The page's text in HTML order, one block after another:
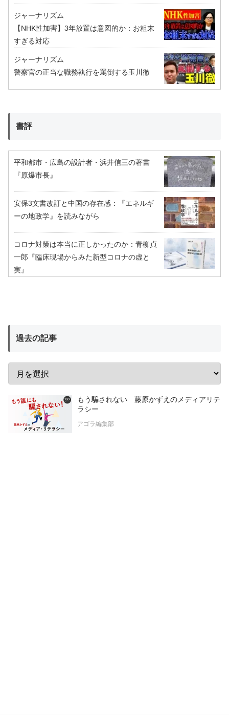
ジャーナリズム
【NHK性加害】3年放置は意図的か：お粗末
すぎる対応
ジャーナリズム
警察官の正当な職務執行を罵倒する玉川徹
書評
平和都市・広島の設計者・浜井信三の著書
『原爆市長』
安保3文書改訂と中国の存在感：『エネルギ
ーの地政学』を読みながら
コロナ対策は本当に正しかったのか：青柳貞
一郎『臨床現場からみた新型コロナの虚と
実』
過去の記事
もう騙されない 藤原かずえのメディアリテ
ラシー
アゴラ編集部